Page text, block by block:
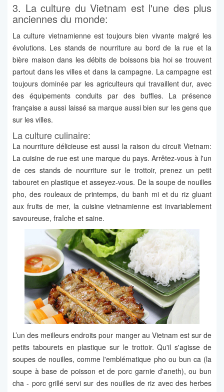
3. La culture du Vietnam est l'une des plus
anciennes du monde:
La culture vietnamienne est toujours bien vivante malgré les
évolutions. Les stands de nourriture au bord de la rue et la
bière maison dans les débits de boissons bia hoi se trouvent
partout dans les villes et dans la campagne. La campagne est
toujours dominée par les agriculteurs qui travaillent dur, avec
des équipements conduits par des buffles. La présence
française a aussi laissé sa marque aussi bien sur les gens que
sur les villes.
La culture culinaire:
La nourriture délicieuse est aussi la raison du circuit Vietnam:
La cuisine de rue est une marque du pays. Arrêtez-vous à l'un
de ces stands de nourriture sur le trottoir, prenez un petit
tabouret en plastique et asseyez-vous. De la soupe de nouilles
pho, des rouleaux de printemps, du banh mi et du riz gluant
aux fruits de mer, la cuisine vietnamienne est invariablement
savoureuse, fraîche et saine.
L’un des meilleurs endroits pour manger au Vietnam est sur de
petits tabourets en plastique sur le trottoir. Qu'il s'agisse de
soupes de nouilles, comme l'emblématique pho ou bun ca (la
soupe à base de poisson et de porc garnie d'aneth), ou bun
cha - porc grillé servi sur des nouilles de riz avec des herbes